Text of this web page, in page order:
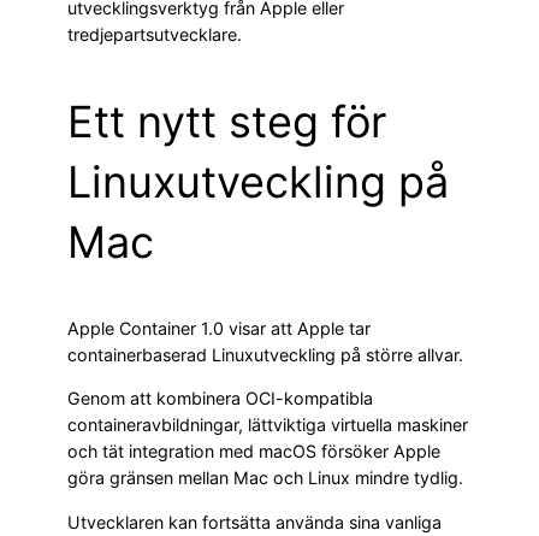
utvecklingsverktyg från Apple eller
tredjepartsutvecklare.
Ett nytt steg för
Linuxutveckling på
Mac
Apple Container 1.0 visar att Apple tar
containerbaserad Linuxutveckling på större allvar.
Genom att kombinera OCI-kompatibla
containeravbildningar, lättviktiga virtuella maskiner
och tät integration med macOS försöker Apple
göra gränsen mellan Mac och Linux mindre tydlig.
Utvecklaren kan fortsätta använda sina vanliga